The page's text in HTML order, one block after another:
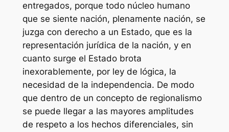
entregados, porque todo núcleo humano
que se siente nación, plenamente nación, se
juzga con derecho a un Estado, que es la
representación jurídica de la nación, y en
cuanto surge el Estado brota
inexorablemente, por ley de lógica, la
necesidad de la independencia. De modo
que dentro de un concepto de regionalismo
se puede llegar a las mayores amplitudes
de respeto a los hechos diferenciales, sin